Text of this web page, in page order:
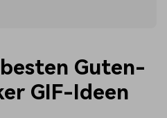
Guten-
GIF-Ideen